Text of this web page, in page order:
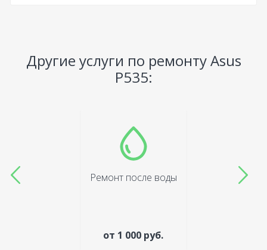
Другие услуги по ремонту Asus
P535:
Ремонт после воды
от 1 000 руб.